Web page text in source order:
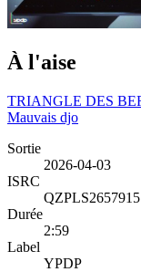
À l'aise
TRIANGLE DES
Mauvais djo
Sortie
2026-04-03
ISRC
QZPLS2657915
Durée
2:59
Label
YPDP